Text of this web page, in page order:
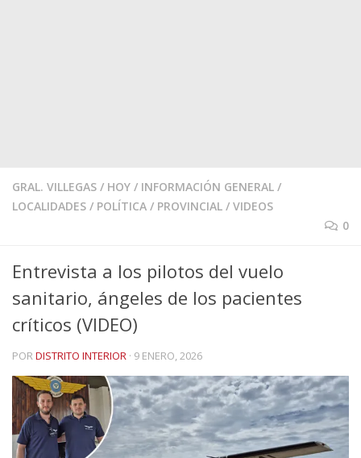
GRAL. VILLEGAS / HOY / INFORMACIÓN GENERAL /
LOCALIDADES / POLÍTICA / PROVINCIAL / VIDEOS
0
Entrevista a los pilotos del vuelo
sanitario, ángeles de los pacientes
críticos (VIDEO)
PORDISTRITO INTERIOR · 9 ENERO, 2026